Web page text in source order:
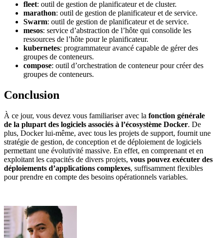
fleet: outil de gestion de planificateur et de cluster.
marathon: outil de gestion de planificateur et de service.
Swarm: outil de gestion de planificateur et de service.
mesos: service d’abstraction de l’hôte qui consolide les
ressources de l’hôte pour le planificateur.
kubernetes: programmateur avancé capable de gérer des
groupes de conteneurs.
compose: outil d’orchestration de conteneur pour créer des
groupes de conteneurs.
Conclusion
À ce jour, vous devez vous familiariser avec la fonction générale
de la plupart des logiciels associés à l’écosystème Docker. De
plus, Docker lui-même, avec tous les projets de support, fournit une
stratégie de gestion, de conception et de déploiement de logiciels
permettant une évolutivité massive. En effet, en comprenant et en
exploitant les capacités de divers projets, vous pouvez exécuter des
déploiements d’applications complexes, suffisamment flexibles
pour prendre en compte des besoins opérationnels variables.